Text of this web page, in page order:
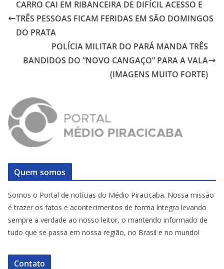
CARRO CAI EM RIBANCEIRA DE DIFÍCIL ACESSO E
TRÊS PESSOAS FICAM FERIDAS EM SÃO DOMINGOS
DO PRATA
POLÍCIA MILITAR DO PARÁ MANDA TRÊS
BANDIDOS DO “NOVO CANGAÇO” PARA A VALA
(IMAGENS MUITO FORTE)
Quem somos
Somos o Portal de notícias do Médio Piracicaba. Nossa missão
é trazer os fatos e acontecimentos de forma íntegra levando
sempre a verdade ao nosso leitor, o mantendo informado de
tudo que se passa em nossa região, no Brasil e no mundo!
Contato